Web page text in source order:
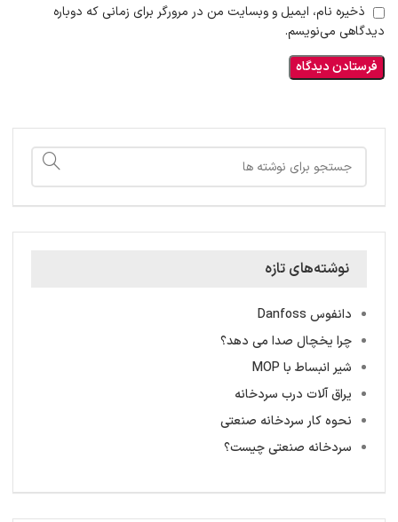
ذخیره نام، ایمیل و وبسایت من در مرورگر برای زمانی که دوباره
دیدگاهی می‌نویسم.
نوشته‌های تازه
دانفوس Danfoss
چرا یخچال صدا می دهد؟
شیر انبساط با MOP
یراق آلات درب سردخانه
نحوه کار سردخانه صنعتی
سردخانه‌ صنعتی چیست؟